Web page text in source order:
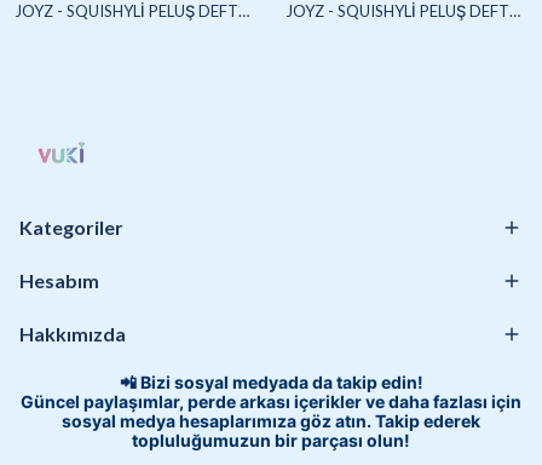
JOYZ - SQUISHYLİ PELUŞ DEFTER A5 (UNICORN2)-4/S JOYZ - SQUISHYLİ PELUŞ DEFTER A5 (HAYVANLAR)-4/S
Kategoriler
Hesabım
Hakkımızda
📲 Bizi sosyal medyada da takip edin!
Güncel paylaşımlar, perde arkası içerikler ve daha fazlası için
sosyal medya hesaplarımıza göz atın. Takip ederek
topluluğumuzun bir parçası olun!